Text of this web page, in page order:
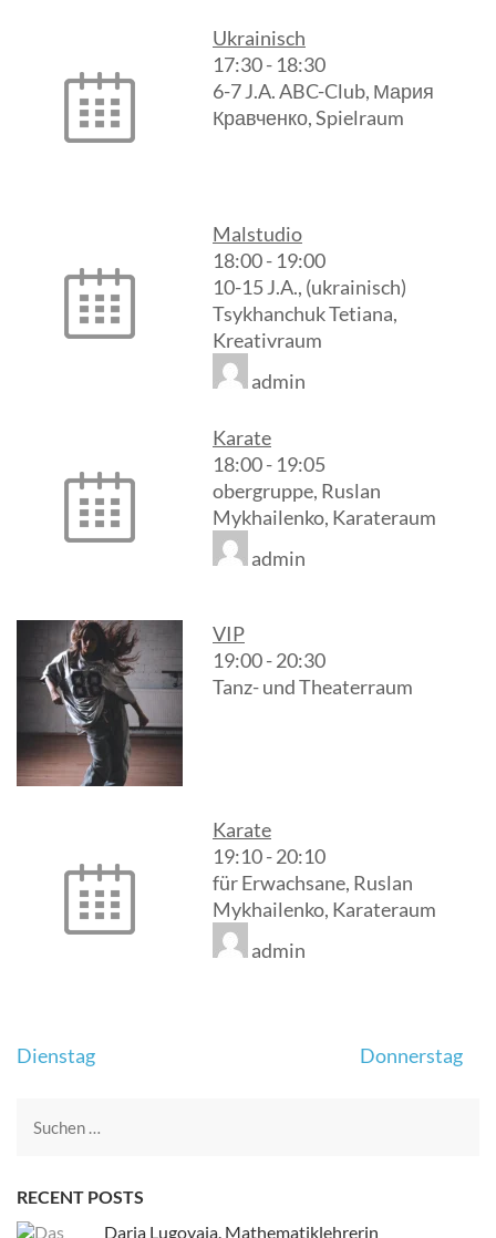
Ukrainisch
17:30- 18:30
6-7 J.A. ABC-Club, Мария
Кравченко, Spielraum
Malstudio
18:00- 19:00
10-15 J.A., (ukrainisch)
Tsykhanchuk Tetiana,
Kreativraum
admin
Karate
18:00- 19:05
obergruppe, Ruslan
Mykhailenko, Karateraum
admin
VIP
19:00-20:30
Tanz- und Theaterraum
Karate
19:10-20:10
für Erwachsane, Ruslan
Mykhailenko, Karateraum
admin
Beitrags-
Dienstag Donnerstag
Suche
RECENT POSTS
Daria Lugovaja. Mathematiklehrerin